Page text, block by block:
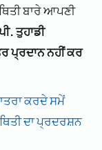
ਬਾਰੇ ਆਪਣੀ
ਤੁਹਾਡੀ
ਪ੍ਰਦਾਨ ਨਹੀਂ ਕਰ
ਕਰਦੇ ਸਮੇਂ
ਦਾ ਪ੍ਰਦਰਸ਼ਨ